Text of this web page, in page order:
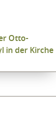
Otto-
in der Kirche